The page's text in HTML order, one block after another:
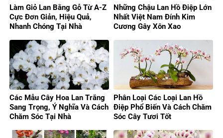
Làm Giỏ Lan Bằng Gỗ Từ A-Z
Cực Đơn Giản, Hiệu Quả,
Nhanh Chóng Tại Nhà
Những Chậu Lan Hồ Điệp Lớn
Nhất Việt Nam Đính Kim
Cương Gây Xôn Xao
Các Mẫu Cây Hoa Lan Trắng
Sang Trọng, Ý Nghĩa Và Cách
Chăm Sóc Tại Nhà
Phân Loại Các Loại Lan Hồ
Điệp Phổ Biến Và Cách Chăm
Sóc Cây Tươi Tốt